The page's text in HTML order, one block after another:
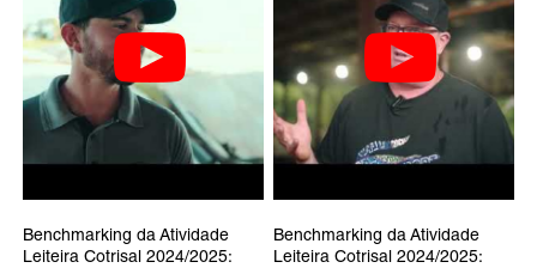
Benchmarking da Atividade
Leiteira Cotrisal 2024/2025:
Benchmarking da Atividade
Leiteira Cotrisal 2024/2025: